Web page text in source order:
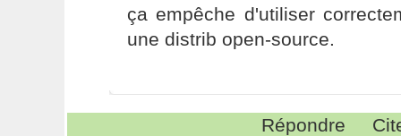
ça empêche d'utiliser
une distrib open-source.
Répondre